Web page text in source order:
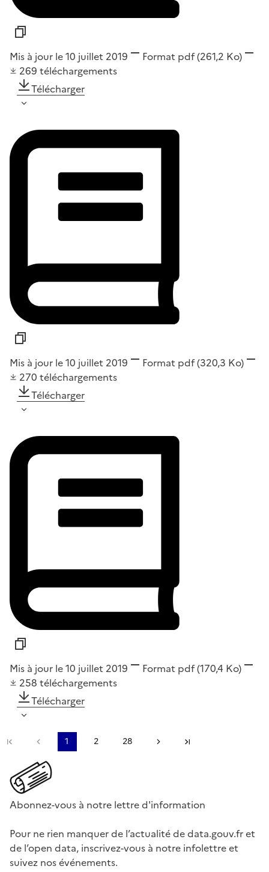
Mis à jour le 10 juillet 2019 Format pdf(261,2 Ko)
269 téléchargements
Télécharger
Mis à jour le 10 juillet 2019 Format pdf(320,3 Ko)
270 téléchargements
Télécharger
Mis à jour le 10 juillet 2019 Format pdf(170,4 Ko)
258 téléchargements
Télécharger
Première pagePage précédente
1 2 28 Page suivante
Abonnez-vous à notre lettre d'information
Pour ne rien manquer de l’actualité de data.gouv.fr et
de l’open data, inscrivez-vous à notre infolettre et
suivez nos événements.